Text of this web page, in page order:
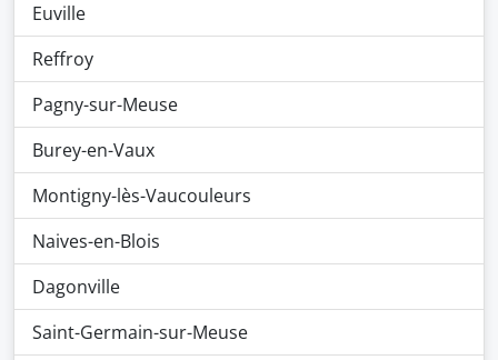
Euville
Reffroy
Pagny-sur-Meuse
Burey-en-Vaux
Montigny-lès-Vaucouleurs
Naives-en-Blois
Dagonville
Saint-Germain-sur-Meuse